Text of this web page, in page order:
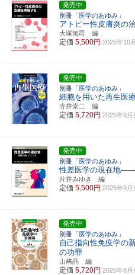
発売中
別冊「医学のあゆみ」
アトピー性皮膚炎の
大塚篤司 編
定価 5,500円 2025年10
発売中
別冊「医学のあゆみ」
細胞を用いた再生医
寺井崇二 編
定価 5,720円 2025年9月
発売中
別冊「医学のあゆみ」
性差医学の現在地
片井みゆき 編
定価 5,500円 2025年9月
発売中
別冊「医学のあゆみ」
自己指向性免疫学の
の功罪
山﨑晶 編
定価 5,720円 2025年8月